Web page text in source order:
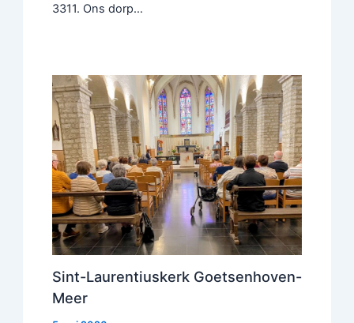
3311. Ons dorp…
Sint-Laurentiuskerk Goetsenhoven-
Meer